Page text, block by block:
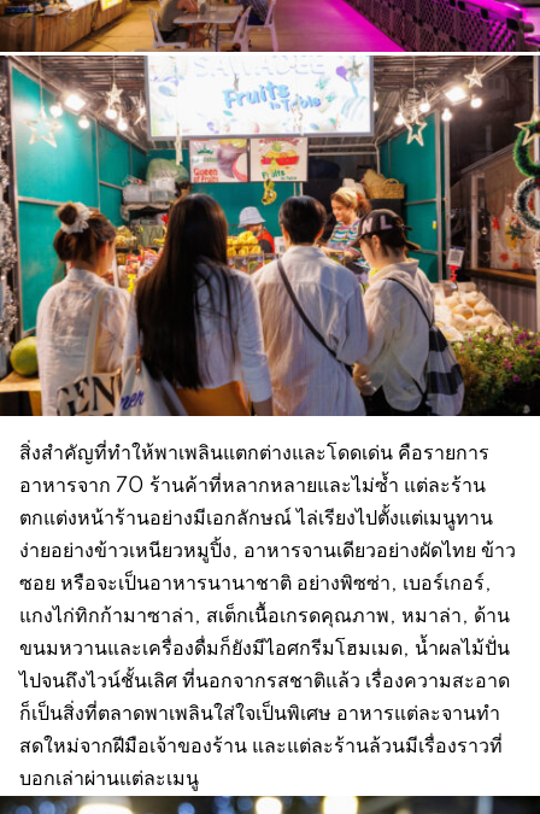
สิ่งสำคัญที่ทำให้พาเพลินแตกต่างและโดดเด่น คือรายการ
อาหารจาก 70 ร้านค้าที่หลากหลายและไม่ซ้ำ แต่ละร้าน
ตกแต่งหน้าร้านอย่างมีเอกลักษณ์ ไล่เรียงไปตั้งแต่เมนูทาน
ง่ายอย่างข้าวเหนียวหมูปิ้ง, อาหารจานเดียวอย่างผัดไทย ข้าว
ซอย หรือจะเป็นอาหารนานาชาติ อย่างพิซซ่า, เบอร์เกอร์,
แกงไก่ทิกก้ามาซาล่า, สเต็กเนื้อเกรดคุณภาพ, หมาล่า, ด้าน
ขนมหวานและเครื่องดื่มก็ยังมีไอศกรีมโฮมเมด, น้ำผลไม้ปั่น
ไปจนถึงไวน์ชั้นเลิศ ที่นอกจากรสชาติแล้ว เรื่องความสะอาด
ก็เป็นสิ่งที่ตลาดพาเพลินใส่ใจเป็นพิเศษ อาหารแต่ละจานทำ
สดใหม่จากฝีมือเจ้าของร้าน และแต่ละร้านล้วนมีเรื่องราวที่
บอกเล่าผ่านแต่ละเมนู